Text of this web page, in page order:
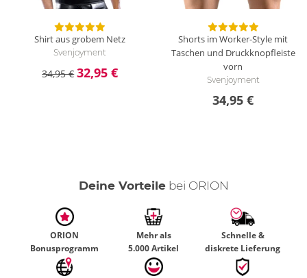
Shirt aus grobem Netz
Svenjoyment
34,95 € 32,95 €
Shorts im Worker-Style mit
Taschen und Druckknopfleiste
vorn
Svenjoyment
34,95 €
Deine Vorteilebei ORION
ORION
Bonusprogramm
Mehr als
5.000 Artikel
Schnelle &
diskrete Lieferung